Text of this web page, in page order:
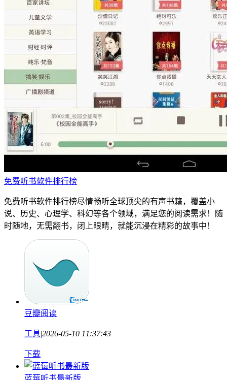
免费听书软件排行榜
免费听书软件排行榜尽情畅听全球顶尖的有声书籍，覆盖小
说、历史、心理学、科幻等各个领域，满足您的阅读需求！随
时随地，无需翻书，闭上眼睛，就能沉浸在精彩的故事中！
豆瓣阅读
工具|2026-05-10 11:37:43
下载
蓝莓听书最新版